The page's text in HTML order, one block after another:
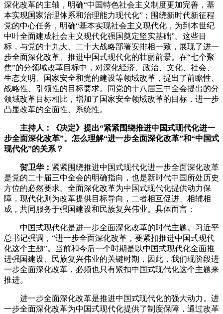
深化改革的主轴，明确“中国特色社会主义制度更加完善，基
本实现国家治理体系和治理能力现代化”；围绕新时代新征程
党的中心任务，明确“基本实现社会主义现代化，为到本世纪
中叶全面建成社会主义现代化强国奠定坚实基础”。这些目
标，与党的十九大、二十大战略部署安排相一致，展现了进一
步全面深化改革、推进中国式现代化的壮丽前景。在“七个聚
焦”的分领域改革目标中，对深化经济、政治、文化、社会、
生态文明、国家安全和党的建设等领域改革，提出了前瞻性、
战略性、引领性的目标要求。同党的十八届三中全会提出的分
领域改革目标相比，增加了国家安全领域改革的目标，进一步
凸显改革的全面性、系统性。
主持人：《决定》提出“紧紧围绕推进中国式现代化进一
步全面深化改革”。怎么理解“进一步全面深化改革”和“中国式
现代化”的关系？
贺卫华： 紧紧围绕推进中国式现代化进一步全面深化改革
是党的二十届三中全会的明确指向，也是新时代中国所处历史
方位的必然要求。全面深化改革为中国式现代化提供动力保
障，现代化则为改革提供目标导向，二者相互促进、相辅相
成，共同服务于强国建设和民族复兴伟业。具体而言：
中国式现代化是进一步全面深化改革的时代主题。习近平
总书记强调，“进一步全面深化改革，要紧扣推进中国式现代
化这个主题”。当前和今后一个时期是以中国式现代化全面推
进强国建设、民族复兴伟业的关键时期，因此，我们现阶段进
一步全面深化改革，必须也只有紧扣中国式现代化这个主题来
推进。
进一步全面深化改革是推进中国式现代化的强大动力。进
一步全面深化改革为中国式现代化提供了制度保障，通过改革